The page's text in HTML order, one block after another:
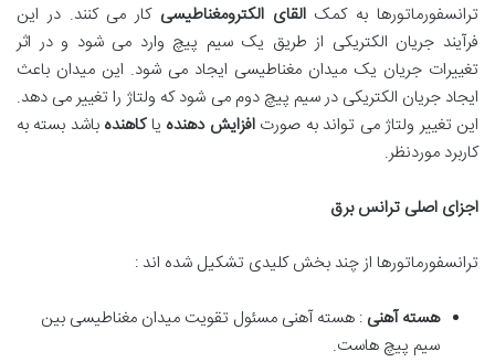
ترانسفورماتورها به کمکالقای الکترومغناطیسی کار می کنند. در این
فرآیند جریان الکتریکی از طریق یک سیم پیچ وارد می شود و در اثر
تغییرات جریان یک میدان مغناطیسی ایجاد می شود. این میدان باعث
ایجاد جریان الکتریکی در سیم پیچ دوم می شود که ولتاژ را تغییر می دهد.
این تغییر ولتاژ می تواند به صورتافزایش دهنده یاکاهنده باشد بسته به
کاربرد موردنظر.
اجزای اصلی ترانس برق
ترانسفورماتورها از چند بخش کلیدی تشکیل شده اند :
هسته آهنی : هسته آهنی مسئول تقویت میدان مغناطیسی بین
سیم پیچ هاست.